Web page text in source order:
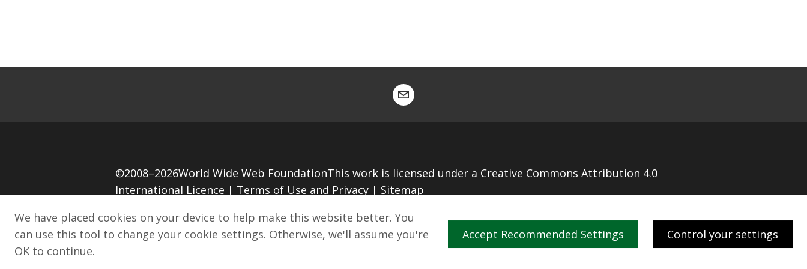
We have placed cookies on your device to help make this website better. You
can use this tool to change your cookie settings. Otherwise, we'll assume you're
OK to continue.
Accept Recommended Settings Control your settings
©2008–2026World Wide Web FoundationThis work is licensed under a Creative Commons Attribution 4.0
International Licence | Terms of Use and Privacy | Sitemap
Website design and development by GRIT Digital